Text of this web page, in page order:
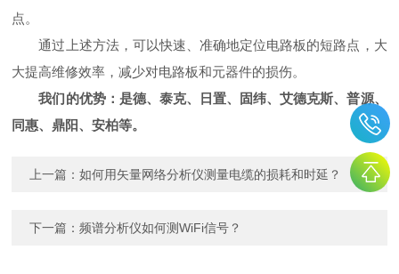
点。
通过上述方法，可以快速、准确地定位电路板的短路点，大
大提高维修效率，减少对电路板和元器件的损伤。
我们的优势：是德、泰克、日置、固纬、艾德克斯、普源、
同惠、鼎阳、安柏等。
上一篇：如何用矢量网络分析仪测量电缆的损耗和时延？
下一篇：频谱分析仪如何测WiFi信号？